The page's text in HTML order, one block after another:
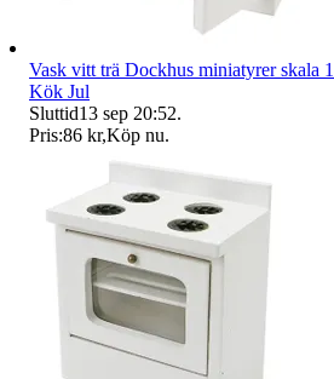
Vask vitt trä Dockhus miniatyrer skala
Kök Jul
Sluttid13 sep 20:52.
Pris:86 kr,Köp nu.